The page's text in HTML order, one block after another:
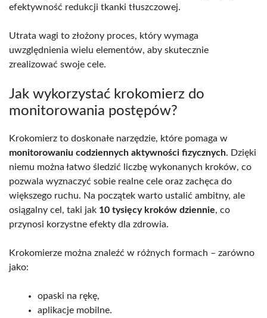
efektywność redukcji tkanki tłuszczowej.
Utrata wagi to złożony proces, który wymaga
uwzględnienia wielu elementów, aby skutecznie
zrealizować swoje cele.
Jak wykorzystać krokomierz do
monitorowania postępów?
Krokomierz to doskonałe narzędzie, które pomaga w
monitorowaniu codziennych aktywności fizycznych. Dzięki
niemu można łatwo śledzić liczbę wykonanych kroków, co
pozwala wyznaczyć sobie realne cele oraz zachęca do
większego ruchu. Na początek warto ustalić ambitny, ale
osiągalny cel, taki jak 10 tysięcy kroków dziennie, co
przynosi korzystne efekty dla zdrowia.
Krokomierze można znaleźć w różnych formach – zarówno
jako:
opaski na rękę,
aplikacje mobilne.